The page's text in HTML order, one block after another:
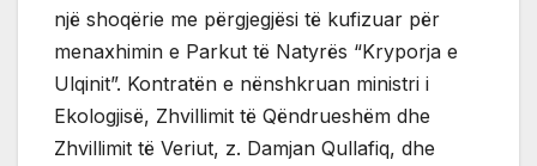
një shoqërie me përgjegjësi të kufizuar për
menaxhimin e Parkut të Natyrës “Kryporja e
Ulqinit”. Kontratën e nënshkruan ministri i
Ekologjisë, Zhvillimit të Qëndrueshëm dhe
Zhvillimit të Veriut, z. Damjan Qullafiq, dhe